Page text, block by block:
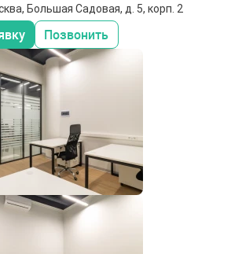
Большая Садовая, д. 5, корп. 2
Позвонить